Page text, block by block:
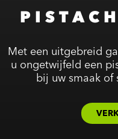
Met een uitgebreid
u ongetwijfeld een
bij uw smaak of